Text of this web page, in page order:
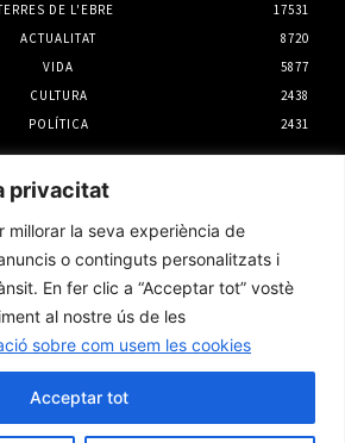
privacitat
millorar la seva experiència de
o continguts personalitzats i
En fer clic a “Acceptar tot” vostè
al nostre ús de les
sobre com usem les cookies
Acceptar tot
DE L'EBRE
17531
ACTUALITAT
8720
VIDA
5877
CULTURA
2438
POLÍTICA
2431
lidera de nou la
rei en el segon eclipsi
història
preparen el 10è